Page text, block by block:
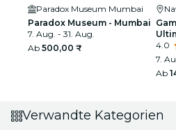
Paradox Museum Mumbai
Paradox Museum - Mumbai
7. Aug. - 31. Aug.
Ab 500,00 ₹
4.0
7.
Ab
Verwandte Kategorien